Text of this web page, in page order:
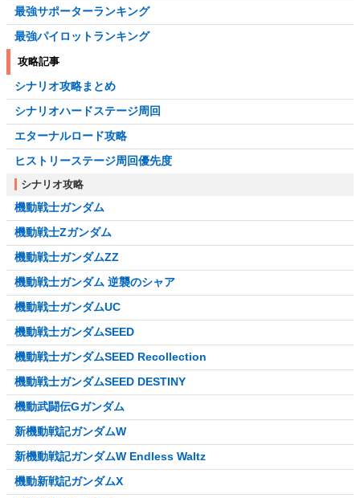
最強サポーターランキング
最強パイロットランキング
攻略記事
シナリオ攻略まとめ
シナリオハードステージ周回
エターナルロード攻略
ヒストリーステージ周回優先度
シナリオ攻略
機動戦士ガンダム
機動戦士Zガンダム
機動戦士ガンダムZZ
機動戦士ガンダム 逆襲のシャア
機動戦士ガンダムUC
機動戦士ガンダムSEED
機動戦士ガンダムSEED Recollection
機動戦士ガンダムSEED DESTINY
機動武闘伝Gガンダム
新機動戦記ガンダムW
新機動戦記ガンダムW Endless Waltz
機動新戦記ガンダムX